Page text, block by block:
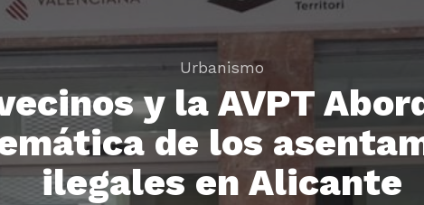
Urbanismo
y la AVPT
de los
ilegales en Alicante